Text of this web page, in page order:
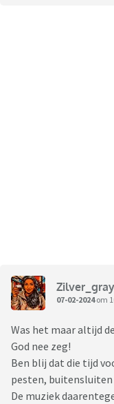
Zilver_gray
07-02-2024om
Was het maar altijd
God nee zeg!
Ben blij dat die tijd
pesten, buitensluiten
De muziek